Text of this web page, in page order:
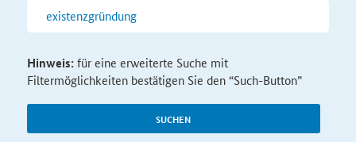
SUCHEN
Hinweis:für eine erweiterte Suche mit
Filtermöglichkeiten bestätigen Sie den “Such-Button”